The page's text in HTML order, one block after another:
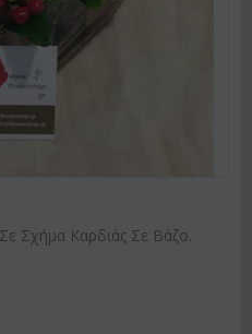
Σχήμα Καρδιάς Σε Βάζο.